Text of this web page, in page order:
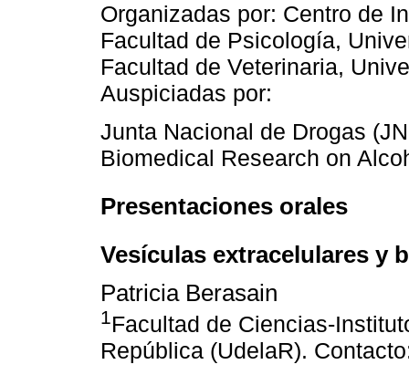
Organizadas por: Centro de
Facultad de Psicología,
Facultad de Veterinaria,
Auspiciadas por:
Junta Nacional de Drogas
Biomedical Research on
Presentaciones orales
Vesículas extracelulares y
Patricia Berasain
1Facultad de Ciencias-
República (UdelaR).